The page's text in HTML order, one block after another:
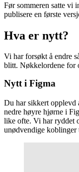
Før sommeren satte vi
publisere en første
Hva er nytt?
Vi har forsøkt å endre
blitt. Nøkkelordene for
Nytt i Figma
Du har sikkert opplevd
nedre høyre hjørne i
like ofte. Vi har ryddet
unødvendige koblinger